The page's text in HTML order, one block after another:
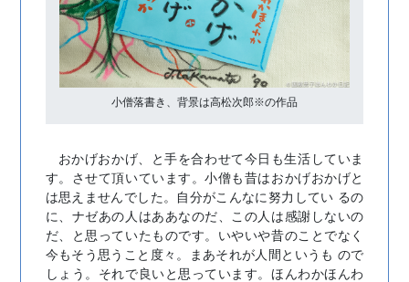
小僧落書き、背景は高松次郎※の作品
おかげおかげ、と手を合わせて今日も生活していま
す。させて頂いています。小僧も昔はおかげおかげと
は思えませんでした。自分がこんなに努力してい るの
に、ナゼあの人はああなのだ、この人は感謝しないの
だ、と思っていたものです。いやいや昔のことでなく
今もそう思うこと度々。まあそれが人間というも ので
しょう。それで良いと思っています。ほんわかほんわ